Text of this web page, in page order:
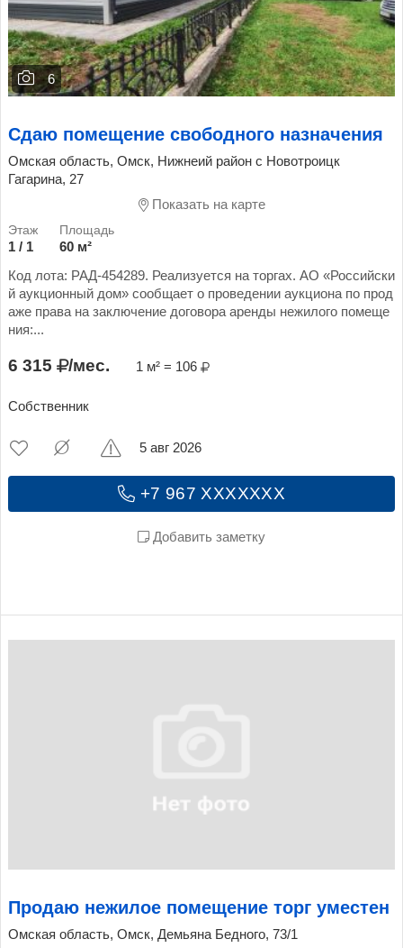
6
Сдаю помещение свободного назначения
Омская область, Омск, Нижнеий район с Новотроицк
Гагарина, 27
Показать на карте
1 / 1
60 м²
Код лота: РАД-454289. Реализуется на торгах. АО «Российски
й аукционный дом» сообщает о проведении аукциона по прод
аже права на заключение договора аренды нежилого помеще
ния:...
6 315 /мес. 1 м² = 106
Собственник
+7 967 XXXXXXX
Добавить заметку
5 авг 2026
Продаю нежилое помещение торг уместен
Омская область, Омск, Демьяна Бедного, 73/1